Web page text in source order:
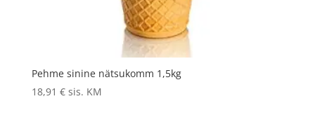
Pehme sinine nätsukomm 1,5kg
18,91 € sis. KM